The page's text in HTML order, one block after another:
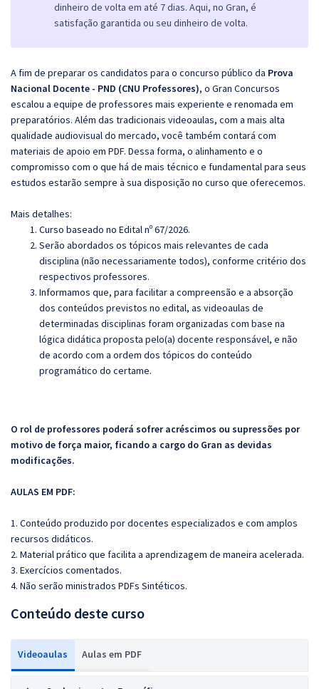
dinheiro de volta em até 7 dias. Aqui, no Gran, é
satisfação garantida ou seu dinheiro de volta.
A fim de preparar os candidatos para o concurso público da Prova
Nacional Docente - PND (CNU Professores), o Gran Concursos
escalou a equipe de professores mais experiente e renomada em
preparatórios. Além das tradicionais videoaulas, com a mais alta
qualidade audiovisual do mercado, você também contará com
materiais de apoio em PDF. Dessa forma, o alinhamento e o
compromisso com o que há de mais técnico e fundamental para seus
estudos estarão sempre à sua disposição no curso que oferecemos.
Mais detalhes:
Curso baseado no Edital nº 67/2026.
Serão abordados os tópicos mais relevantes de cada
disciplina (não necessariamente todos), conforme critério dos
respectivos professores.
Informamos que, para facilitar a compreensão e a absorção
dos conteúdos previstos no edital, as videoaulas de
determinadas disciplinas foram organizadas com base na
lógica didática proposta pelo(a) docente responsável, e não
de acordo com a ordem dos tópicos do conteúdo
programático do certame.
O rol de professores poderá sofrer acréscimos ou supressões por
motivo de força maior, ficando a cargo do Gran as devidas
modificações.
AULAS EM PDF:
1. Conteúdo produzido por docentes especializados e com amplos
recursos didáticos.
2. Material prático que facilita a aprendizagem de maneira acelerada.
3. Exercícios comentados.
4. Não serão ministrados PDFs Sintéticos.
Conteúdo deste curso
Videoaulas Aulas em PDF